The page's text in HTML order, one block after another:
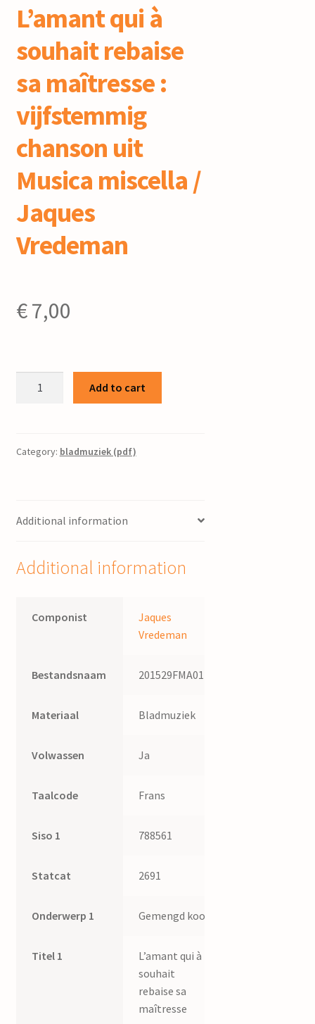
L’amant qui à
souhait rebaise
sa maîtresse :
vijfstemmig
chanson uit
Musica miscella /
Jaques
Vredeman
€7,00
rebaise
vijfstemmig
Musica
Add to cart
Category: bladmuziek (pdf)
Additional information
Additional information
Componist
Jaques
Vredeman
Bestandsnaam 201529FMA012
Materiaal Bladmuziek
Volwassen Ja
Taalcode Frans
Siso 1 788561
Statcat 2691
Onderwerp 1 Gemengd koor
Titel 1
L’amant qui à
souhait
rebaise sa
maîtresse